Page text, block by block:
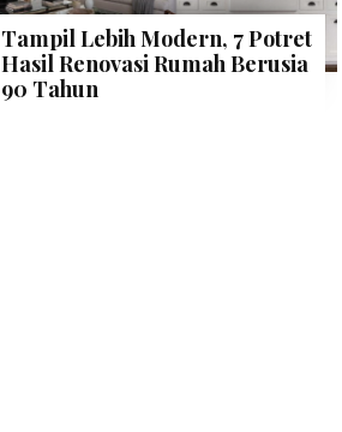
Tampil Lebih Modern, 7 Potret
Hasil Renovasi Rumah Berusia
90 Tahun